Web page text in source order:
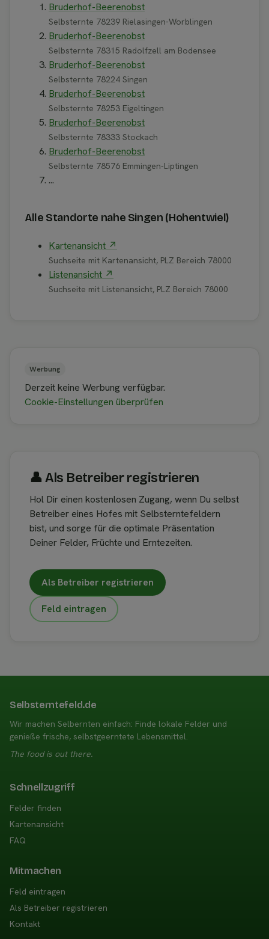
Bruderhof-Beerenobst
Selbsternte 78239 Rielasingen-Worblingen
Bruderhof-Beerenobst
Selbsternte 78315 Radolfzell am Bodensee
Bruderhof-Beerenobst
Selbsternte 78224 Singen
Bruderhof-Beerenobst
Selbsternte 78253 Eigeltingen
Bruderhof-Beerenobst
Selbsternte 78333 Stockach
Bruderhof-Beerenobst
Selbsternte 78576 Emmingen-Liptingen
...
Alle Standorte nahe Singen (Hohentwiel)
Kartenansicht ↗
Suchseite mit Kartenansicht, PLZ Bereich 78000
Listenansicht ↗
Suchseite mit Listenansicht, PLZ Bereich 78000
Werbung
Derzeit keine Werbung verfügbar.
Cookie-Einstellungen überprüfen
👤︎ Als Betreiber registrieren
Hol Dir einen kostenlosen Zugang, wenn Du selbst
Betreiber eines Hofes mit Selbsterntefeldern
bist, und sorge für die optimale Präsentation
Deiner Felder, Früchte und Erntezeiten.
Als Betreiber registrieren
Feld eintragen
Selbsterntefeld.de
Wir machen Selbernten einfach: Finde lokale Felder und
genieße frische, selbstgeerntete Lebensmittel.
The food is out there.
Schnellzugriff
Felder finden
Kartenansicht
FAQ
Mitmachen
Feld eintragen
Als Betreiber registrieren
Kontakt